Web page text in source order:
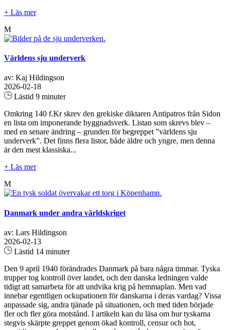
+ Läs mer
M
Världens sju underverk
av: Kaj Hildingson
2026-02-18
Lästid 9 minuter
Omkring 140 f.Kr skrev den grekiske diktaren Antipatros från Sidon
en lista om imponerande byggnadsverk. Listan som skrevs blev –
med en senare ändring – grunden för begreppet ”världens sju
underverk”. Det finns flera listor, både äldre och yngre, men denna
är den mest klassiska...
+ Läs mer
M
Danmark under andra världskriget
av: Lars Hildingson
2026-02-13
Lästid 14 minuter
Den 9 april 1940 förändrades Danmark på bara några timmar. Tyska
trupper tog kontroll över landet, och den danska ledningen valde
tidigt att samarbeta för att undvika krig på hemmaplan. Men vad
innebar egentligen ockupationen för danskarna i deras vardag? Vissa
anpassade sig, andra tjänade på situationen, och med tiden började
fler och fler göra motstånd. I artikeln kan du läsa om hur tyskarna
stegvis skärpte greppet genom ökad kontroll, censur och hot,